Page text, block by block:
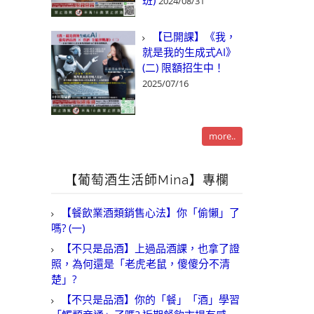
【已開課】《我，
就是我的生成式AI》
(二) 限額招生中！
2025/07/16
more..
【葡萄酒生活師Mina】專欄
【餐飲業酒類銷售心法】你「偷懶」了
嗎? (一)
【不只是品酒】上過品酒課，也拿了證
照，為何還是「老虎老鼠，傻傻分不清
楚」?
【不只是品酒】你的「餐」「酒」學習